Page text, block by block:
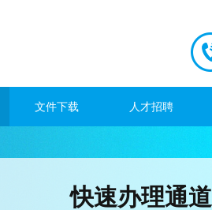
快速办理通道
文件下载 人才招聘